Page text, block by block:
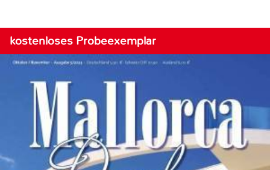
kostenloses Probeexemplar